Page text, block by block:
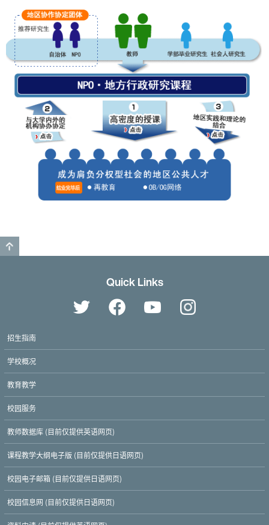
Quick Links
Twitter
招生指南
学校概况
教育教学
校园服务
教师数据库 (目前仅提供英语网页)
课程教学大纲电子版 (目前仅提供日语网页)
校园电子邮箱 (目前仅提供日语网页)
校园信息网 (目前仅提供日语网页)